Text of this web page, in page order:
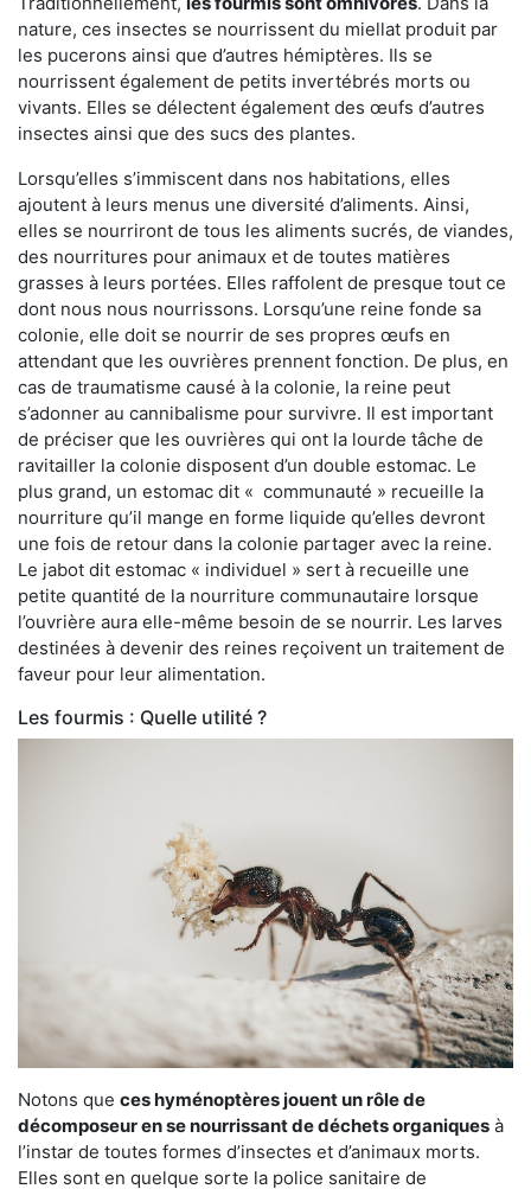
nature, ces insectes se nourrissent du miellat produit par
les pucerons ainsi que d’autres hémiptères. Ils se
nourrissent également de petits invertébrés morts ou
vivants. Elles se délectent également des œufs d’autres
insectes ainsi que des sucs des plantes.
Lorsqu’elles s’immiscent dans nos habitations, elles
ajoutent à leurs menus une diversité d’aliments. Ainsi,
elles se nourriront de tous les aliments sucrés, de viandes,
des nourritures pour animaux et de toutes matières
grasses à leurs portées. Elles raffolent de presque tout ce
dont nous nous nourrissons. Lorsqu’une reine fonde sa
colonie, elle doit se nourrir de ses propres œufs en
attendant que les ouvrières prennent fonction. De plus, en
cas de traumatisme causé à la colonie, la reine peut
s’adonner au cannibalisme pour survivre. Il est important
de préciser que les ouvrières qui ont la lourde tâche de
ravitailler la colonie disposent d’un double estomac. Le
plus grand, un estomac dit « communauté » recueille la
nourriture qu’il mange en forme liquide qu’elles devront
une fois de retour dans la colonie partager avec la reine.
Le jabot dit estomac « individuel » sert à recueille une
petite quantité de la nourriture communautaire lorsque
l’ouvrière aura elle-même besoin de se nourrir. Les larves
destinées à devenir des reines reçoivent un traitement de
faveur pour leur alimentation.
Les fourmis : Quelle utilité ?
Notons que ces hyménoptères jouent un rôle de
décomposeur en se nourrissant de déchets organiques à
l’instar de toutes formes d’insectes et d’animaux morts.
Elles sont en quelque sorte la police sanitaire de